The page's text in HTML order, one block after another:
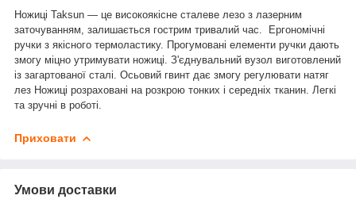
Ножиці Taksun — це високоякісне сталеве лезо з лазерним
заточуванням, залишається гострим тривалий час. Ергономічні
ручки з якісного термоластику. Прогумовані елементи ручки дають
змогу міцно утримувати ножиці. З'єднувальний вузол виготовлений
із загартованої сталі. Осьовий гвинт дає змогу регулювати натяг
лез Ножиці розраховані на розкрою тонких і середніх тканин. Легкі
та зручні в роботі.
Приховати
Умови доставки